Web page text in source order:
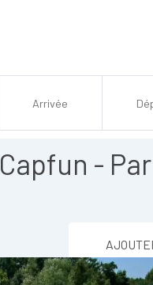
Capfun -